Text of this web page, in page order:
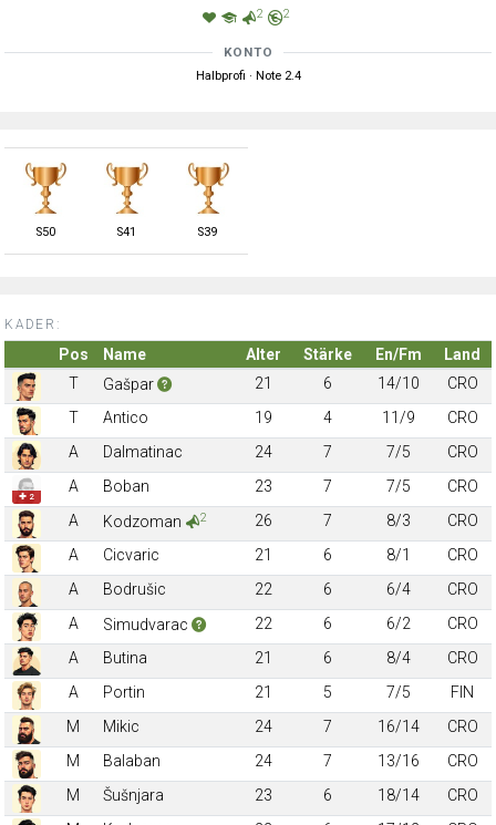
2 2
KONTO
Halbprofi · Note 2.4
S50 S41 S39
KADER:
Pos Name Alter Stärke En/Fm
Land
T
Gašpar 21 6 14/10
CRO
T
Antico 19 4 11/9
CRO
A
Dalmatinac 24 7 7/5 CRO
✚ 2
A Boban 23 7 7/5
CRO
A
Kodzoman 2 26 7 8/3
CRO
A
Cicvaric 21 6 8/1
CRO
A
Bodrušic 22 6 6/4
CRO
A
Simudvarac 22 6 6/2
CRO
A
Butina 21 6 8/4
CRO
A
Portin 21 5 7/5
FIN
M
Mikic 24 7 16/14
CRO
M
Balaban 24 7 13/16
CRO
M
Šušnjara 23 6 18/14
CRO